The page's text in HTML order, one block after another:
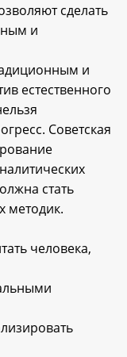
сделать
и
и
естественного
Советская
стать
методик.
человека,